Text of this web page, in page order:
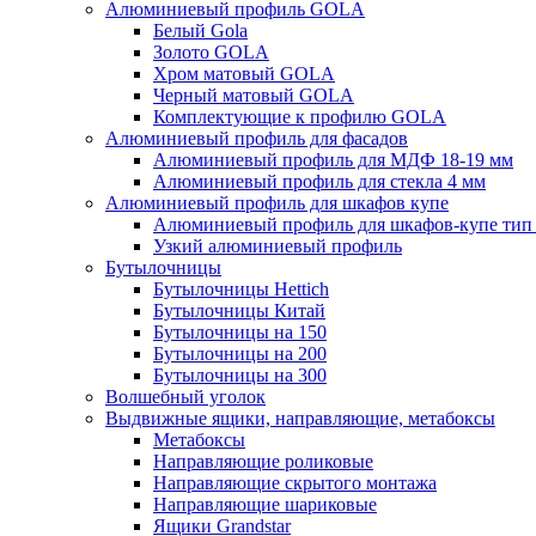
Алюминиевый профиль GOLA
Белый Gola
Золото GOLA
Хром матовый GOLA
Черный матовый GOLA
Комплектующие к профилю GOLA
Алюминиевый профиль для фасадов
Алюминиевый профиль для МДФ 18-19 мм
Алюминиевый профиль для стекла 4 мм
Алюминиевый профиль для шкафов купе
Алюминиевый профиль для шкафов-купе
Узкий алюминиевый профиль
Бутылочницы
Бутылочницы Hettich
Бутылочницы Китай
Бутылочницы на 150
Бутылочницы на 200
Бутылочницы на 300
Волшебный уголок
Выдвижные ящики, направляющие, метабоксы
Метабоксы
Направляющие роликовые
Направляющие скрытого монтажа
Направляющие шариковые
Ящики Grandstar